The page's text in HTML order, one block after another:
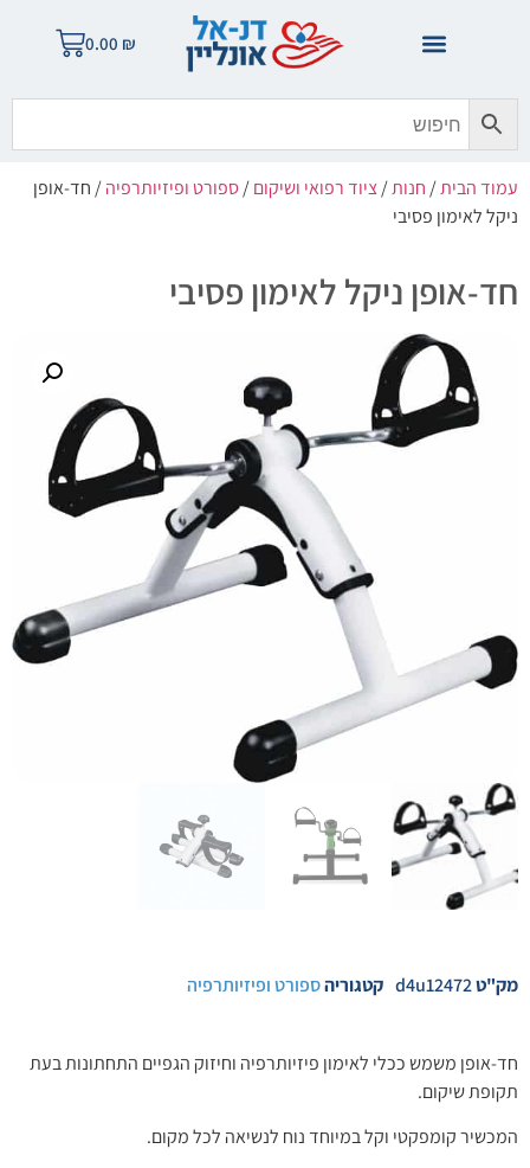
0.00 ₪
עמוד הבית/חנות/ציוד רפואי ושיקום/ספורט ופיזיותרפיה/ חד-אופן
ניקל לאימון פסיבי
חד-אופן ניקל לאימון פסיבי
מק"טd4u12472 קטגוריהספורט ופיזיותרפיה
חד-אופן משמש ככלי לאימון פיזיותרפיה וחיזוק הגפיים התחתונות בעת
תקופת שיקום.
המכשיר קומפקטי וקל במיוחד נוח לנשיאה לכל מקום.